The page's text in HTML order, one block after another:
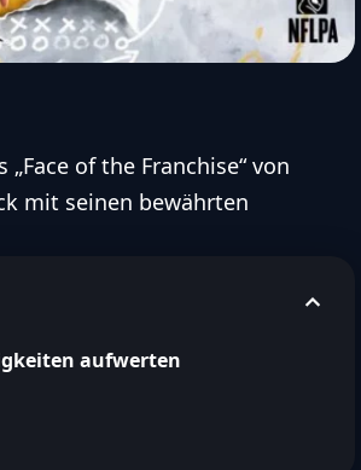
of the Franchise“ von
mit seinen bewährten
aufwerten